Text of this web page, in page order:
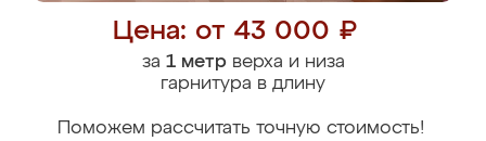
Цена: от 43 000 ₽
за 1 метрверха и низа
гарнитура в длину
Поможем рассчитать точную стоимость!